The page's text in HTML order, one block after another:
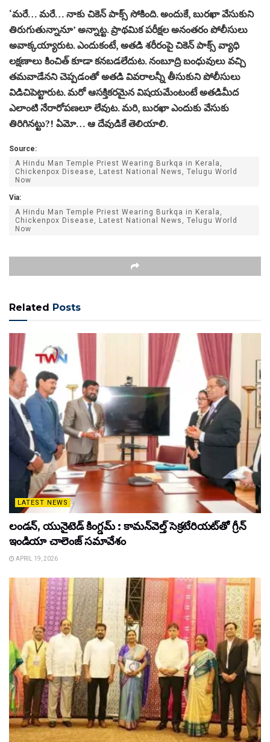
‘మరే… మరే… నాకు చికెన్ పాక్స్ సోకింది. అందుకే, బురఖా వేసుకుని
తిరుగుతున్నానూ’ అన్నాట్ట. ప్రాథమిక పరీక్షల అనంతరం పోలీసులు
అవాక్కయ్యారుట. ఎందుకంటే, అతడి శరీరంపై చికెన్ పాక్స్ వ్యాధి
లక్షణాలు కించిత్ కూడా కనబడలేదుట. నంబూద్రి బంధువులు వచ్చి
తమవాడేనని చెప్పడంతో అతడి వివరాలన్నీ తీసుకుని పోలీసులు
విడిచిపెట్టారుట. మరో ఆసక్తికరమైన విషయమేంటంటే అతడిమీద
ఎలాంటి నేరారోపణలూ లేవుట. మరి, బురఖా ఎందుకు వేసుకు
తిరిగినట్టు?! ఏమో… ఆ దేవుడికే తెలియాలి.
Source:
A Hindu Man Temple Priest Wearing Burkqa in Kerala,
Chickenpox Disease, Latest National News, Telugu World
Now
Via:
A Hindu Man Temple Priest Wearing Burkqa in Kerala,
Chickenpox Disease, Latest National News, Telugu World
Now
Related Posts
LATEST NEWS
లండన్, యునైటెడ్ కింగ్డమ్ : కామన్‌వెల్త్ సెక్రటేరియట్‌తో గ్రీన్
ఇండియా చాలెంజ్ సమావేశం
APRIL 19, 2026